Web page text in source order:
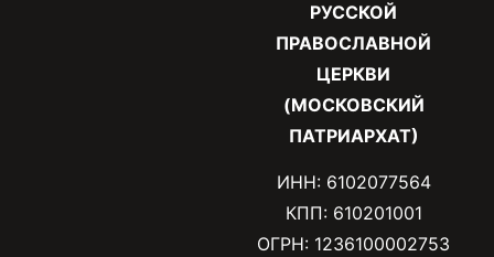
РУССКОЙ
ПРАВОСЛАВНОЙ
ЦЕРКВИ
(МОСКОВСКИЙ
ПАТРИАРХАТ)
ИНН: 6102077564
КПП: 610201001
ОГРН: 1236100002753